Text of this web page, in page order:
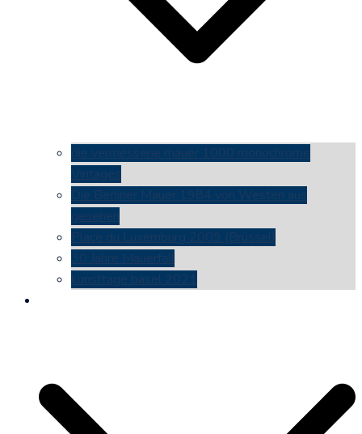
die vermessene mauer 1000 monochrome
Vintages
Die Berliner Mauer 1984 von Westen aus
gesehen
Place du Luxemburg 2009 (Brüssel)
30 Jahre Mauerfall
kunsttage basel 2021